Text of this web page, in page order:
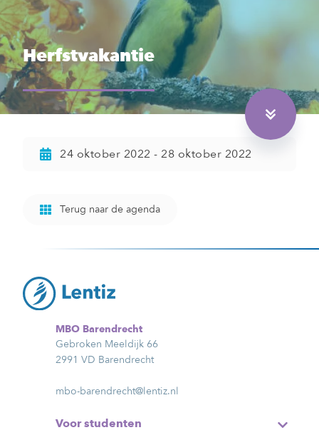
Herfstvakantie
24 oktober 2022 - 28 oktober 2022
Terug naar de agenda
MBO Barendrecht
Gebroken Meeldijk 66
2991 VD Barendrecht
mbo-barendrecht@lentiz.nl
Voor studenten